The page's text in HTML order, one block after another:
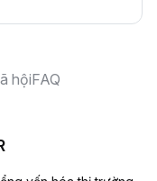
hộiFAQ